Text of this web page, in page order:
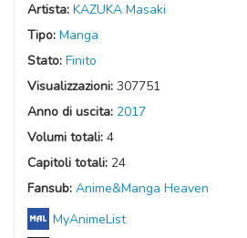
Artista: KAZUKA Masaki
Tipo: Manga
Stato: Finito
Visualizzazioni: 307751
Anno di uscita: 2017
Volumi totali: 4
Capitoli totali: 24
Fansub: Anime&Manga Heaven
MyAnimeList